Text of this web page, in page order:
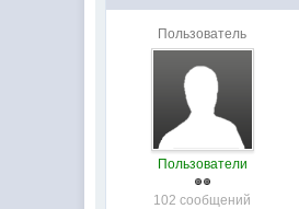
Пользователь
Пользователи
102 сообщений